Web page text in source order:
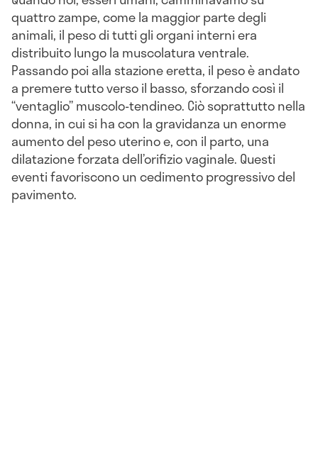
quattro zampe, come la maggior parte degli
animali, il peso di tutti gli organi interni era
distribuito lungo la muscolatura ventrale.
Passando poi alla stazione eretta, il peso è andato
a premere tutto verso il basso, sforzando così il
“ventaglio” muscolo-tendineo. Ciò soprattutto nella
donna, in cui si ha con la gravidanza un enorme
aumento del peso uterino e, con il parto, una
dilatazione forzata dell’orifizio vaginale. Questi
eventi favoriscono un cedimento progressivo del
pavimento.